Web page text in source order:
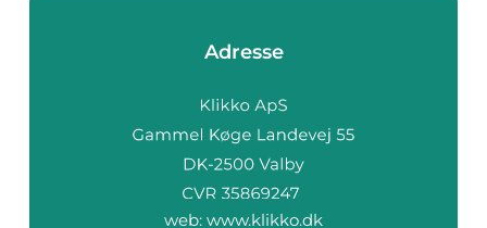
Adresse
web: www.klikko.dk